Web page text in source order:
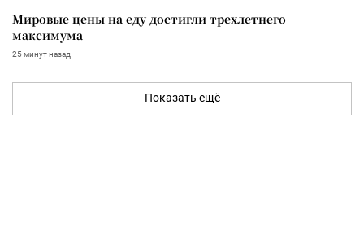
Мировые цены на еду достигли трехлетнего
максимума
25 минут назад
Показать ещё